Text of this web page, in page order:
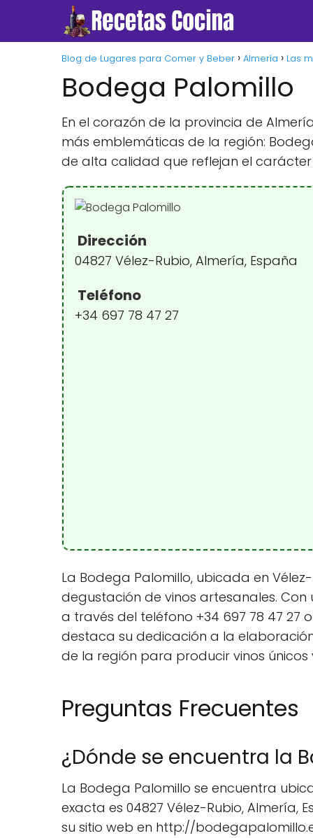
Blog de Lugares para Comer y Beber Almería Las
Bodega Palomillo
En el corazón de la provincia de
más emblemáticas de la región:
de alta calidad que reflejan el
Dirección
04827 Vélez-Rubio, Almería, España
Teléfono
+34 697 78 47 27
La Bodega Palomillo, ubicada en
degustación de vinos artesanales.
a través del teléfono +34 697 78 47 27
destaca su dedicación a la
de la región para producir vinos
Preguntas Frecuentes
¿Dónde se encuentra la
La Bodega Palomillo se encuentra
exacta es 04827 Vélez-Rubio, Almería,
su sitio web en http://